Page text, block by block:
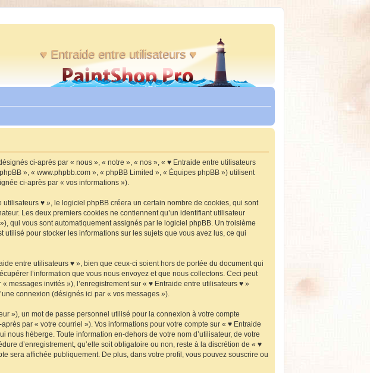
♥ Entraide entre utilisateurs ♥
ci-après par « nous », « notre », « nos », « ♥ Entraide entre utilisateurs
», « www.phpbb.com », « phpBB Limited », « Équipes phpBB ») utilisent
ci-après par « vos informations »).
♥ », le logiciel phpBB créera un certain nombre de cookies, qui sont
Les deux premiers cookies ne contiennent qu’un identifiant utilisateur
qui vous sont automatiquement assignés par le logiciel phpBB. Un troisième
pour stocker les informations sur les sujets que vous avez lus, ce qui
entre utilisateurs ♥ », bien que ceux-ci soient hors de portée du document qui
l’information que vous nous envoyez et que nous collectons. Ceci peut
messages invités »), l’enregistrement sur « ♥ Entraide entre utilisateurs ♥ »
connexion (désignés ici par « vos messages »).
»), un mot de passe personnel utilisé pour la connexion à votre compte
par « votre courriel »). Vos informations pour votre compte sur « ♥ Entraide
héberge. Toute information en-dehors de votre nom d’utilisateur, de votre
d’enregistrement, qu’elle soit obligatoire ou non, reste à la discrétion de « ♥
sera affichée publiquement. De plus, dans votre profil, vous pouvez souscrire ou